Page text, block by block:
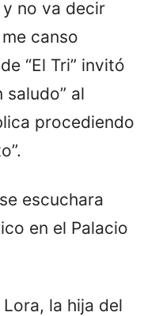
no va decir
canso
“El Tri” invitó
saludo” al
procediendo
escuchara
en el Palacio
la hija del